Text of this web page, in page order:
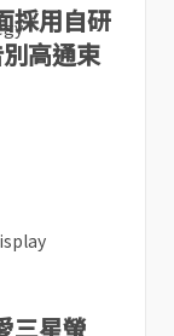
採用自研
高通束
三星螢